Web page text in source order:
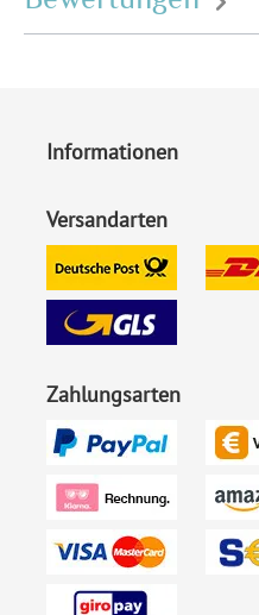
Informationen
Versandarten
Zahlungsarten